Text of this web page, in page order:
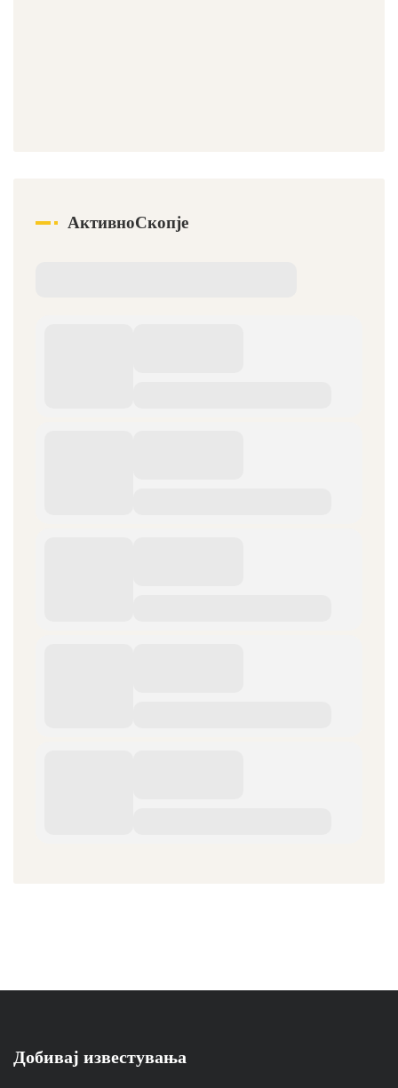
АктивноСкопје
Добивај известувања